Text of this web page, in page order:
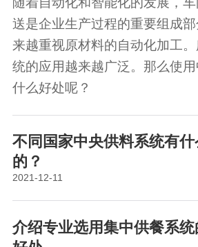
送是企业生产过程的重要组成
来越重视原材料的自动化加工
统的应用越来越广泛。那么使
什么好处呢？
不同国家中央供料系统有
的？
2021-12-11
介绍专业选用集中供餐系